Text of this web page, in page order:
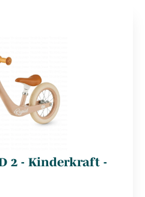
2 - Kinderkraft -